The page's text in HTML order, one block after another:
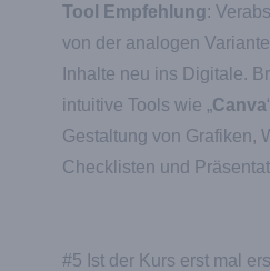
Tool Empfehlung:
von der analogen
Inhalte neu ins Digitale.
intuitive Tools wie „Canva
Gestaltung von Grafiken,
Checklisten und
#5 Ist der Kurs erst mal